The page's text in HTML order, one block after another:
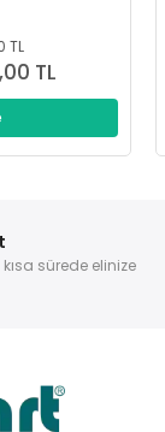
TL
TL
sürede elinize